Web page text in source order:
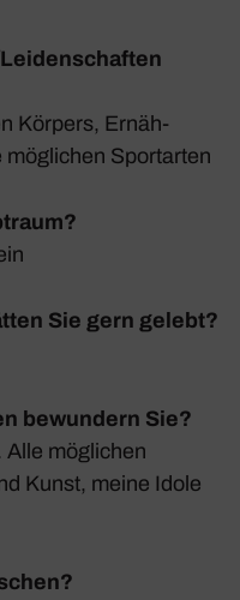
Körpers, Ernäh­
Sport­arten
Sie gern gelebt?
bewundern Sie?
Alle mögli­chen
Kunst, meine Idole